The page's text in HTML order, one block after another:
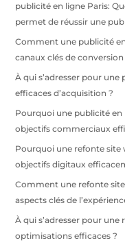
publicité en ligne Paris:
permet de réussir une
Comment une publicité
canaux clés de conversion
À qui s’adresser pour une
efficaces d’acquisition ?
Pourquoi une publicité en
objectifs commerciaux
Pourquoi une refonte site
objectifs digitaux
Comment une refonte
aspects clés de
À qui s’adresser pour une
optimisations efficaces ?